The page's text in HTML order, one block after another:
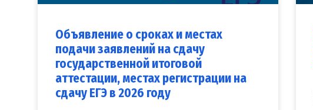
Объявление о сроках и местах
подачи заявлений на сдачу
государственной итоговой
аттестации, местах регистрации на
сдачу ЕГЭ в 2026 году